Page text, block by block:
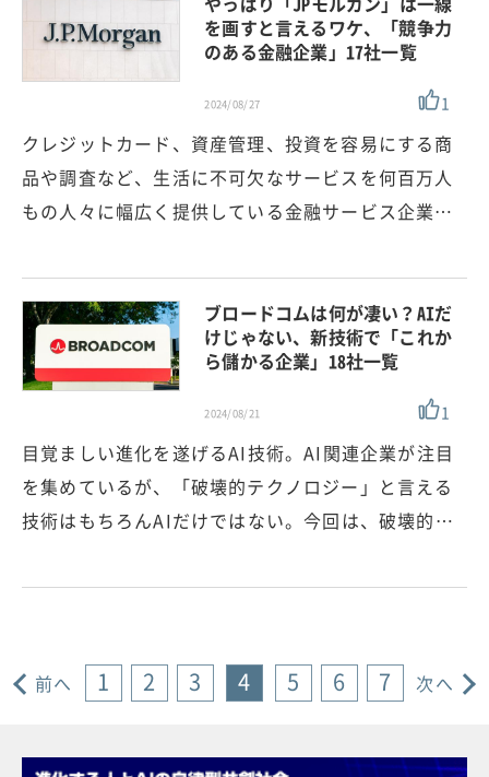
を画すと言えるワケ、「競争力
のある金融企業」17社一覧
2024/08/27 1
クレジットカード、資産管理、投資を容易にする商
品や調査など、生活に不可欠なサービスを何百万人
もの人々に幅広く提供している金融サービス企業…
ブロードコムは何が凄い？AIだ
けじゃない、新技術で「これか
ら儲かる企業」18社一覧
2024/08/21 1
目覚ましい進化を遂げるAI技術。AI関連企業が注目
を集めているが、「破壊的テクノロジー」と言える
技術はもちろんAIだけではない。今回は、破壊的…
前へ 1 2 3 4 5 6 7 次へ